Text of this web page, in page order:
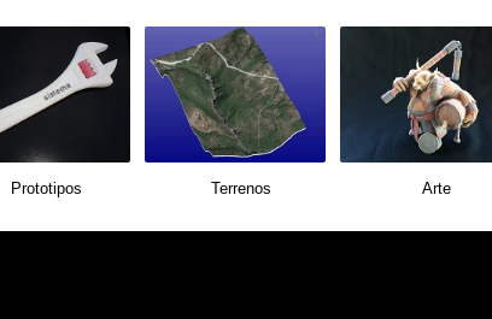
Prototipos Terrenos Arte